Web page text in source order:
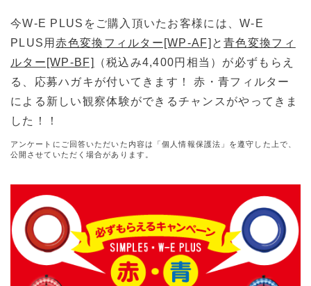
今W-E PLUSをご購入頂いたお客様には、W-E
PLUS用赤色変換フィルター[WP-AF] と青色変換フィ
ルター[WP-BF]
（税込み4,400円相当）が必ずもらえ
る、応募ハガキが付いてきます！ 赤・青フィルター
による新しい観察体験ができるチャンスがやってきま
した！！
アンケートにご回答いただいた内容は「個人情報保護法」を遵守した上で、
公開させていただく場合があります。